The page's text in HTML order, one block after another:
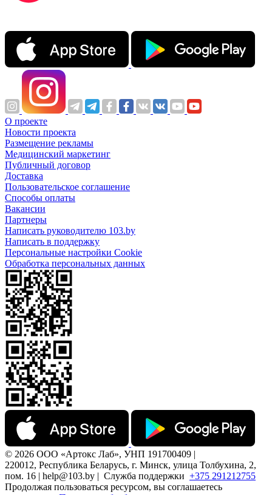
О проекте
Новости проекта
Размещение рекламы
Медицинский маркетинг
Публичный договор
Доставка
Пользовательское соглашение
Способы оплаты
Вакансии
Партнеры
Написать руководителю 103.by
Написать в поддержку
Персональные настройки Cookie
Обработка персональных данных
© 2026 ООО «Артокс Лаб», УНП 191700409 |
220012, Республика Беларусь, г. Минск, улица Толбухина, 2,
пом. 16 | help@103.by | Служба поддержки +375 291212755
Продолжая пользоваться ресурсом, вы соглашаетесь